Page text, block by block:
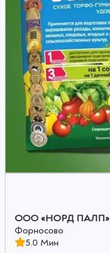
ООО «НОРД ПАЛП»
Форносово
5.0 Мин